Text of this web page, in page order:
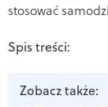
stosować
Spis treści:
Zobacz także: